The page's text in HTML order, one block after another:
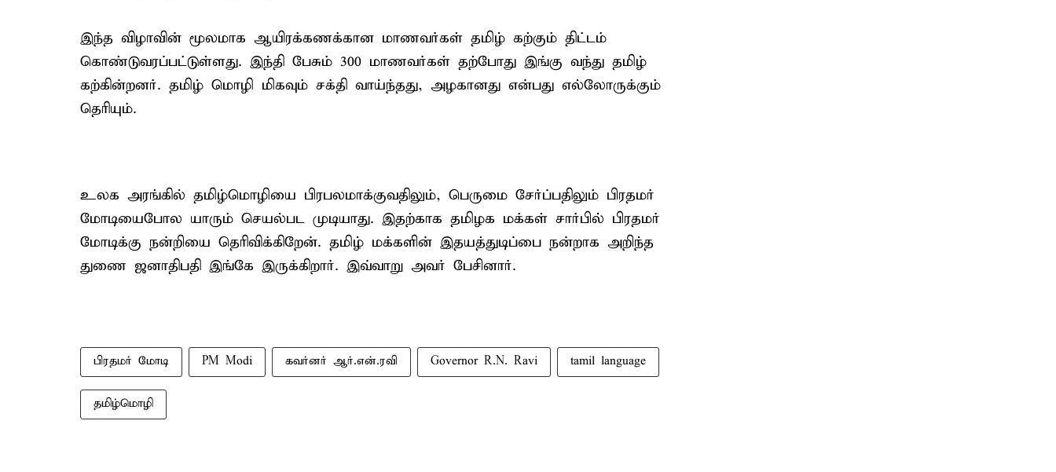
இந்த விழாவின் மூலமாக ஆயிரக்கணக்கான மாணவர்கள் தமிழ் கற்கும் திட்டம்
கொண்டுவரப்பட்டுள்ளது. இந்தி பேசும் 300 மாணவர்கள் தற்போது இங்கு வந்து தமிழ்
கற்கின்றனர். தமிழ் மொழி மிகவும் சக்தி வாய்ந்தது, அழகானது என்பது எல்லோருக்கும்
தெரியும்.
உலக அரங்கில் தமிழ்மொழியை பிரபலமாக்குவதிலும், பெருமை சேர்ப்பதிலும் பிரதமர்
மோடியைபோல யாரும் செயல்பட முடியாது. இதற்காக தமிழக மக்கள் சார்பில் பிரதமர்
மோடிக்கு நன்றியை தெரிவிக்கிறேன். தமிழ் மக்களின் இதயத்துடிப்பை நன்றாக அறிந்த
துணை ஜனாதிபதி இங்கே இருக்கிறார். இவ்வாறு அவர் பேசினார்.
பிரதமர் மோடி PM Modi கவர்னர் ஆர்.என்.ரவி Governor R.N. Ravi tamil language
தமிழ்மொழி